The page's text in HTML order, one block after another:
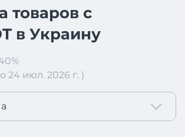
товаров с
в Украину
24 июл. 2026 г. )